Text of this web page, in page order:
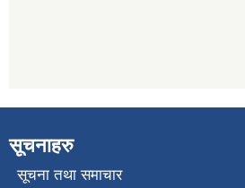
सूचनाहरु
सूचना तथा समाचार